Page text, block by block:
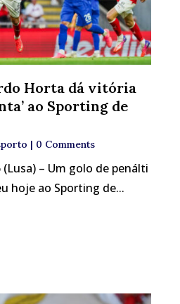
Horta dá vitória
ao Sporting de
| 0 Comments
(Lusa) – Um golo de penálti
hoje ao Sporting de...